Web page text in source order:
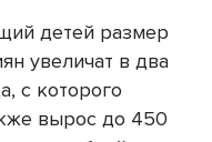
детей размер
увеличат в два
с которого
вырос до 450